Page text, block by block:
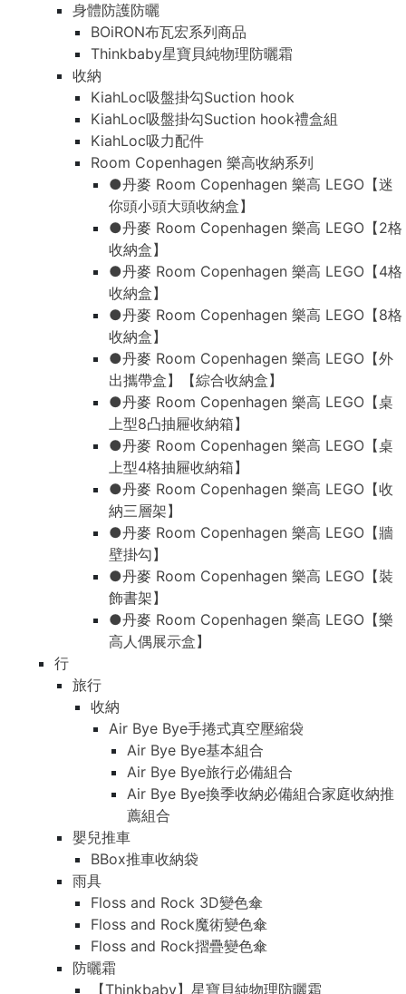
身體防護防曬
BOiRON布瓦宏系列商品
Thinkbaby星寶貝純物理防曬霜
收納
KiahLoc吸盤掛勾Suction hook
KiahLoc吸盤掛勾Suction hook禮盒組
KiahLoc吸力配件
Room Copenhagen 樂高收納系列
●丹麥 Room Copenhagen 樂高 LEGO【迷
你頭小頭大頭收納盒】
●丹麥 Room Copenhagen 樂高 LEGO【2格
收納盒】
●丹麥 Room Copenhagen 樂高 LEGO【4格
收納盒】
●丹麥 Room Copenhagen 樂高 LEGO【8格
收納盒】
●丹麥 Room Copenhagen 樂高 LEGO【外
出攜帶盒】【綜合收納盒】
●丹麥 Room Copenhagen 樂高 LEGO【桌
上型8凸抽屜收納箱】
●丹麥 Room Copenhagen 樂高 LEGO【桌
上型4格抽屜收納箱】
●丹麥 Room Copenhagen 樂高 LEGO【收
納三層架】
●丹麥 Room Copenhagen 樂高 LEGO【牆
壁掛勾】
●丹麥 Room Copenhagen 樂高 LEGO【裝
飾書架】
●丹麥 Room Copenhagen 樂高 LEGO【樂
高人偶展示盒】
行
旅行
收納
Air Bye Bye手捲式真空壓縮袋
Air Bye Bye基本組合
Air Bye Bye旅行必備組合
Air Bye Bye換季收納必備組合家庭收納推
薦組合
嬰兒推車
BBox推車收納袋
雨具
Floss and Rock 3D變色傘
Floss and Rock魔術變色傘
Floss and Rock摺疊變色傘
防曬霜
【Thinkbaby】星寶貝純物理防曬霜